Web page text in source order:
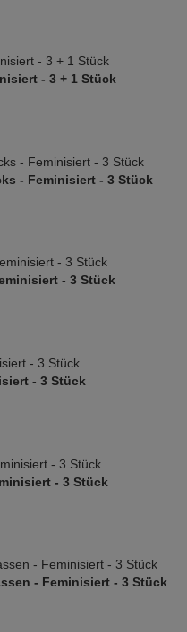
- 3 + 1 Stück
- Feminisiert - 3 Stück
- 3 Stück
- 3 Stück
- 3 Stück
- Feminisiert - 3 Stück